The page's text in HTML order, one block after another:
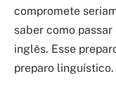
compromete
saber como
inglês. Esse
preparo linguístico.